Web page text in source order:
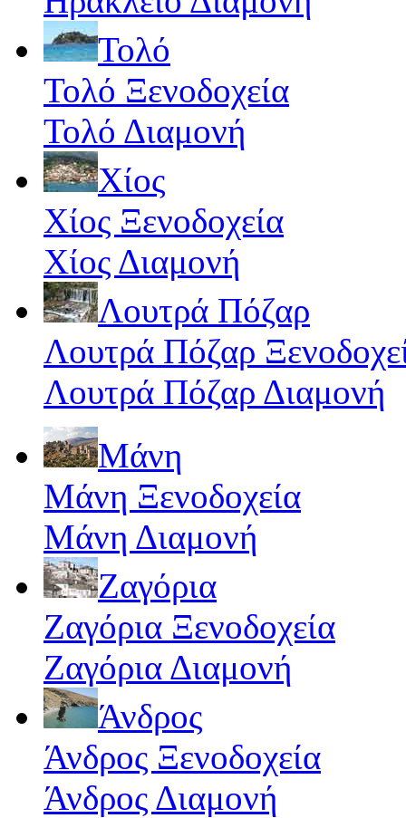
Τολό
Τολό Ξενοδοχεία
Τολό Διαμονή
Χίος
Χίος Ξενοδοχεία
Χίος Διαμονή
Λουτρά Πόζαρ
Λουτρά Πόζαρ
Λουτρά Πόζαρ Διαμονή
Μάνη
Μάνη Ξενοδοχεία
Μάνη Διαμονή
Ζαγόρια
Ζαγόρια Ξενοδοχεία
Ζαγόρια Διαμονή
Άνδρος
Άνδρος Ξενοδοχεία
Άνδρος Διαμονή